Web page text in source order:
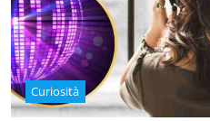
Curiosità